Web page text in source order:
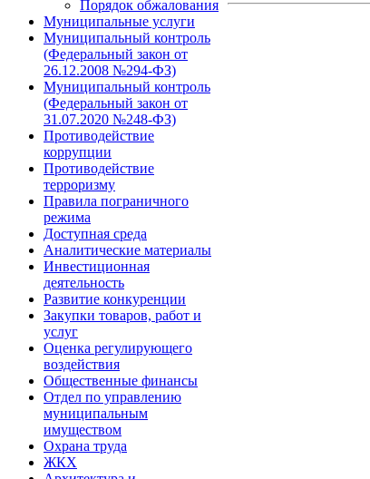
Порядок обжалования
Муниципальные услуги
Муниципальный контроль
(Федеральный закон от
26.12.2008 №294-ФЗ)
Муниципальный контроль
(Федеральный закон от
31.07.2020 №248-ФЗ)
Противодействие
коррупции
Противодействие
терроризму
Правила пограничного
режима
Доступная среда
Аналитические материалы
Инвестиционная
деятельность
Развитие конкуренции
Закупки товаров, работ и
услуг
Оценка регулирующего
воздействия
Общественные финансы
Отдел по управлению
муниципальным
имуществом
Охрана труда
ЖКХ